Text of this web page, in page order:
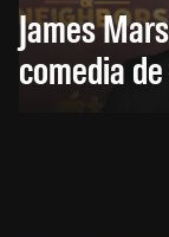
James
comedia